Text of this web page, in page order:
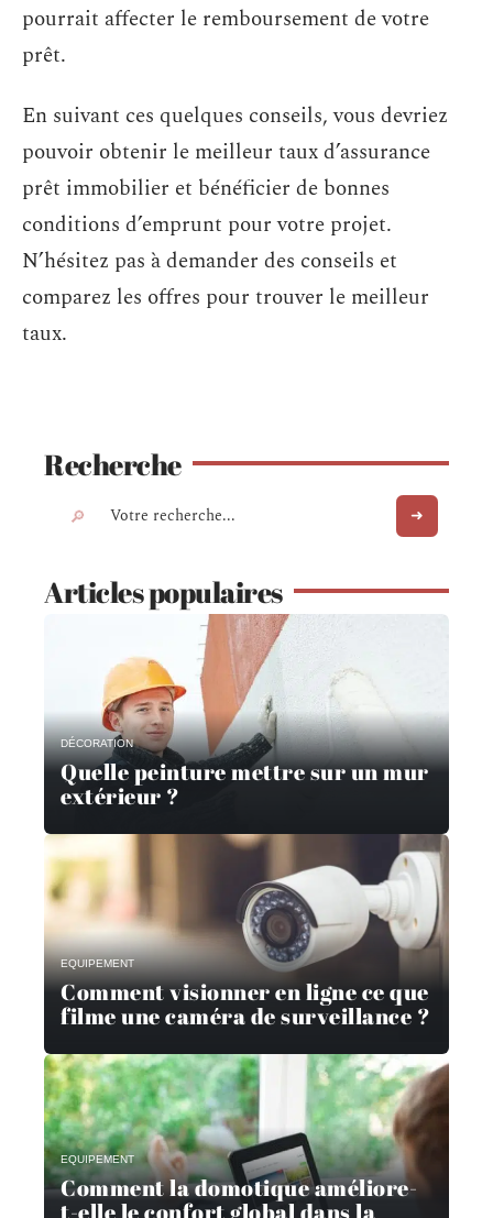
pourrait affecter le remboursement de votre
prêt.
En suivant ces quelques conseils, vous devriez
pouvoir obtenir le meilleur taux d’assurance
prêt immobilier et bénéficier de bonnes
conditions d’emprunt pour votre projet.
N’hésitez pas à demander des conseils et
comparez les offres pour trouver le meilleur
taux.
Recherche
Articles populaires
DÉCORATION
Quelle peinture mettre sur un mur
extérieur ?
EQUIPEMENT
Comment visionner en ligne ce que
filme une caméra de surveillance ?
EQUIPEMENT
Comment la domotique améliore-
t-elle le confort global dans la